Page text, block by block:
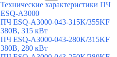
Технические характеристики ПЧ
ESQ-A3000
ПЧ ESQ-A3000-043-315K/355KF
380В, 315 кВт
ПЧ ESQ-A3000-043-280K/315KF
380В, 280 кВт